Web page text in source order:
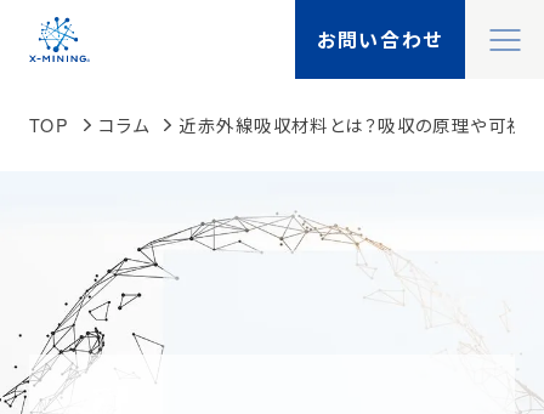
お問い合わせ
X-MININGとは
機能一覧
製品一覧
Search
検索
TOP コラム 近赤外線吸収材料とは？吸収の原理や可視